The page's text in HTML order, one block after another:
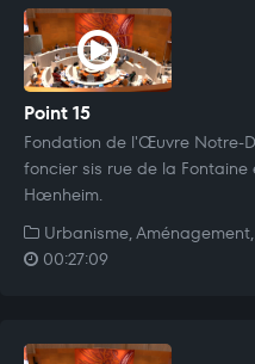
Point 15
Fondation de l'Œuvre Notre-
foncier sis rue de la
Hœnheim.
Urbanisme,
00:27:09